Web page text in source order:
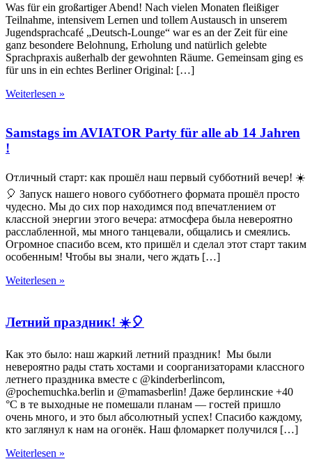
Was für ein großartiger Abend! Nach vielen Monaten fleißiger
Teilnahme, intensivem Lernen und tollem Austausch in unserem
Jugendsprachcafé „Deutsch-Lounge“ war es an der Zeit für eine
ganz besondere Belohnung, Erholung und natürlich gelebte
Sprachpraxis außerhalb der gewohnten Räume. Gemeinsam ging es
für uns in ein echtes Berliner Original: […]
Weiterlesen »
Samstags im AVIATOR Party für alle ab 14 Jahren
!
Отличный старт: как прошёл наш первый субботний вечер! ☀️
🎈 Запуск нашего нового субботнего формата прошёл просто
чудесно. Мы до сих пор находимся под впечатлением от
классной энергии этого вечера: атмосфера была невероятно
расслабленной, мы много танцевали, общались и смеялись.
Огромное спасибо всем, кто пришёл и сделал этот старт таким
особенным! Чтобы вы знали, чего ждать […]
Weiterlesen »
Летний праздник! ☀️🎈
Как это было: наш жаркий летний праздник! Мы были
невероятно рады стать хостами и соорганизаторами классного
летнего праздника вместе с @kinderberlincom,
@pochemuchka.berlin и @mamasberlin! Даже берлинские +40
°C в те выходные не помешали планам — гостей пришло
очень много, и это был абсолютный успех! Спасибо каждому,
кто заглянул к нам на огонёк. Наш фломаркет получился […]
Weiterlesen »